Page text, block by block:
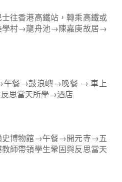
往香港高鐵站，轉乘高鐵或
村→龍舟池→陳嘉庚故居→
午餐→鼓浪嶼→晚餐 → 車上
思當天所學→酒店
史博物館→午餐→開元寺→五
師帶領學生鞏固與反思當天